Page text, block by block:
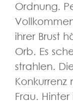
Ordnung.
ihrer Brust
Orb. Es
strahlen.
Frau.